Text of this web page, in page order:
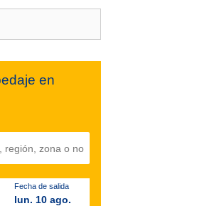
en
Fecha de salida
lun. 10 ago.